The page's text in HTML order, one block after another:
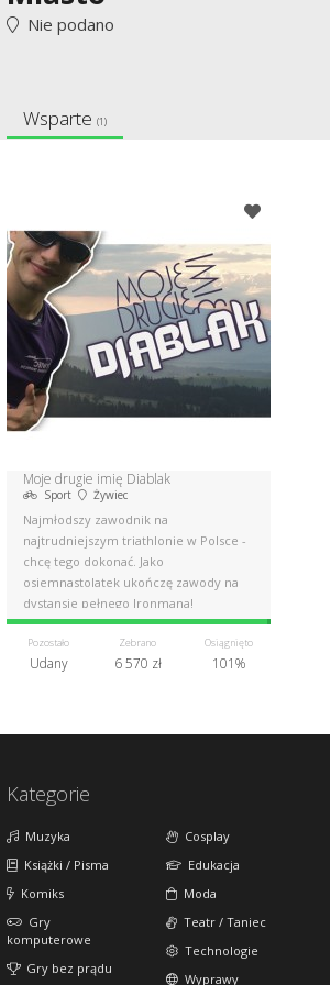
Nie podano
Wsparte (1)
Moje drugie imię Diablak
Sport Żywiec
Najmłodszy zawodnik na
najtrudniejszym triathlonie w Polsce -
chcę tego dokonać. Jako
osiemnastolatek ukończę zawody na
dystansie pełnego Ironmana!
Pozostało
Udany
Zebrano
6 570 zł
Osiągnięto
101%
Kategorie
Muzyka
Książki / Pisma
Komiks
Gry
komputerowe
Gry bez prądu
Cosplay
Edukacja
Moda
Teatr / Taniec
Technologie
Wyprawy